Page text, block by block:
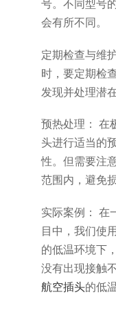
号。不同型号
会有所不同。
定期检查与维
时，要定期检
发现并处理潜
预热处理： 在
头进行适当的
性。但需要注
范围内，避免
实际案例： 在
目中，我们使
的低温环境下
没有出现接触
航空插头的低